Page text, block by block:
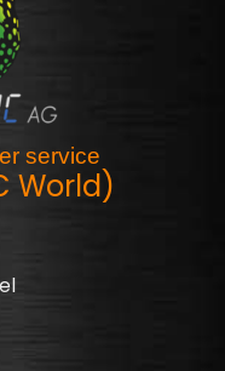
service
World)